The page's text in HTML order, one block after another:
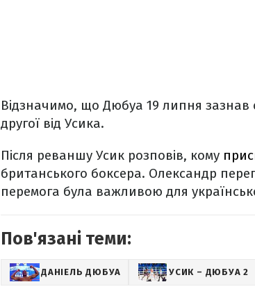
Відзначимо, що Дюбуа 19 липня зазнав
другої від Усика.
Після реваншу Усик розповів, кому
британського боксера. Олександр
перемога була важливою для
Пов'язані теми:
ДАНІЕЛЬ ДЮБУА УСИК – ДЮБУА 2